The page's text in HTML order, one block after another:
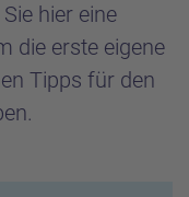
hier eine
die erste eigene
Tipps für den